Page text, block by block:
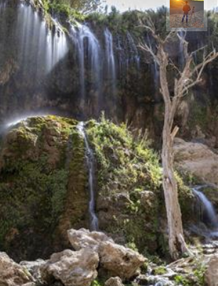
مهدی مخلصیان